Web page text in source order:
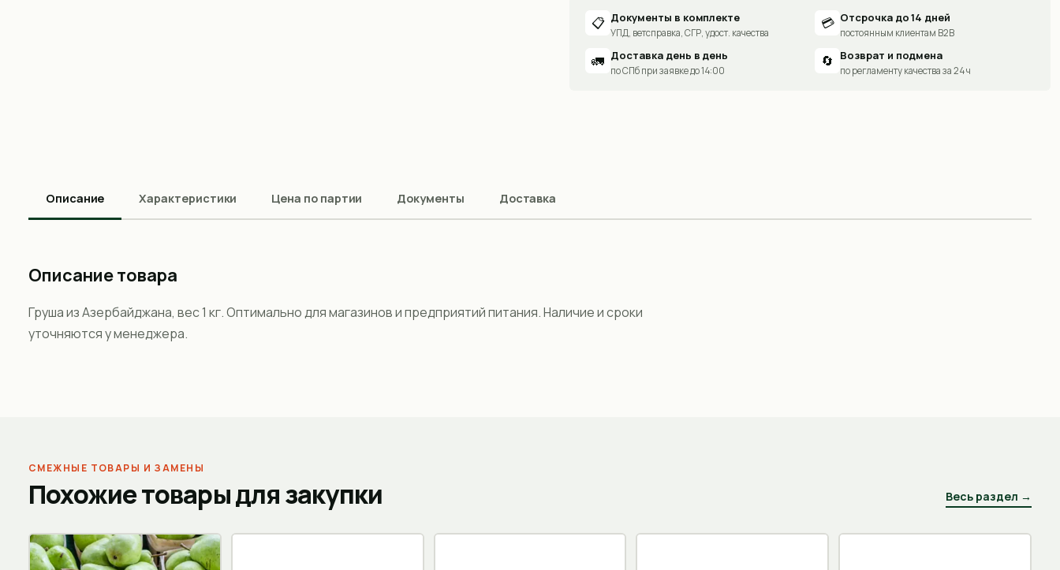
📋 Документы в комплекте
УПД, ветсправка, СГР, удост. качества
💳 Отсрочка до 14 дней
постоянным клиентам B2B
🚛 Доставка день в день
по СПб при заявке до 14:00
🔄 Возврат и подмена
по регламенту качества за 24 ч
Описание Характеристики Цена по партии Документы Доставка
Описание товара
Груша из Азербайджана, вес 1 кг. Оптимально для магазинов и предприятий питания. Наличие и сроки
уточняются у менеджера.
СМЕЖНЫЕ ТОВАРЫ И ЗАМЕНЫ
Похожие товары для закупки Весь раздел →